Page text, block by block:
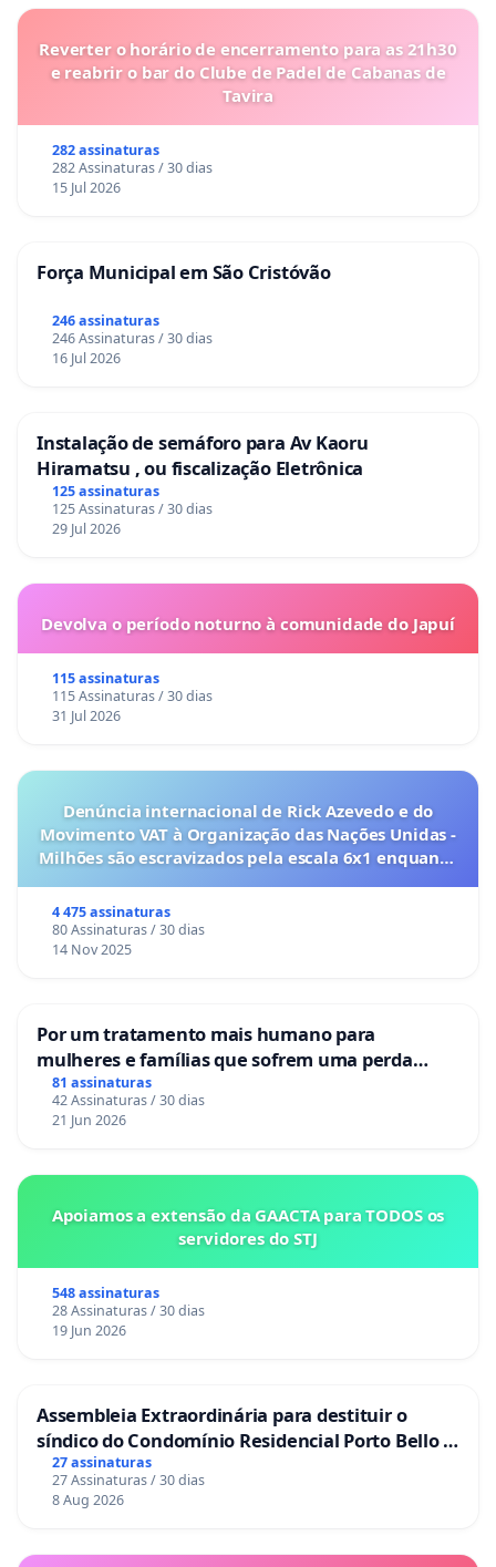
Reverter o horário de encerramento para as 21h30
e reabrir o bar do Clube de Padel de Cabanas de
Tavira
282 assinaturas
282 Assinaturas / 30 dias
15 Jul 2026
Força Municipal em São Cristóvão
246 assinaturas
246 Assinaturas / 30 dias
16 Jul 2026
Instalação de semáforo para Av Kaoru
Hiramatsu , ou fiscalização Eletrônica
125 assinaturas
125 Assinaturas / 30 dias
29 Jul 2026
Devolva o período noturno à comunidade do Japuí
115 assinaturas
115 Assinaturas / 30 dias
31 Jul 2026
Denúncia internacional de Rick Azevedo e do
Movimento VAT à Organização das Nações Unidas -
Milhões são escravizados pela escala 6x1 enquanto
4 475 assinaturas
80 Assinaturas / 30 dias
14 Nov 2025
Por um tratamento mais humano para
mulheres e famílias que sofrem uma perda
gestacional nos hospitais portugueses
81 assinaturas
42 Assinaturas / 30 dias
21 Jun 2026
Apoiamos a extensão da GAACTA para TODOS os
servidores do STJ
548 assinaturas
28 Assinaturas / 30 dias
19 Jun 2026
Assembleia Extraordinária para destituir o
síndico do Condomínio Residencial Porto Bello -
La Casa
27 assinaturas
27 Assinaturas / 30 dias
8 Aug 2026